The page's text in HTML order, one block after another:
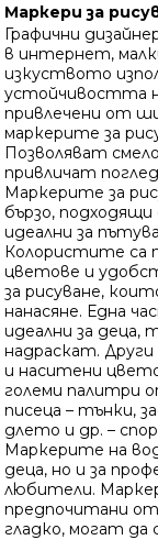
Маркери за
Графични
в интернет,
изкуството
устойчивостта
привлечени от
маркерите за
Позволяват
привличат
Маркерите за
бързо,
идеални за
Колористите са
цветове и
за рисуване,
нанасяне. Една
идеални за деца,
надраскат.
и наситени
големи палитри
писеца – тънки,
длето и др. –
Маркерите на
деца, но и за
любители.
предпочитани
гладко, могат да